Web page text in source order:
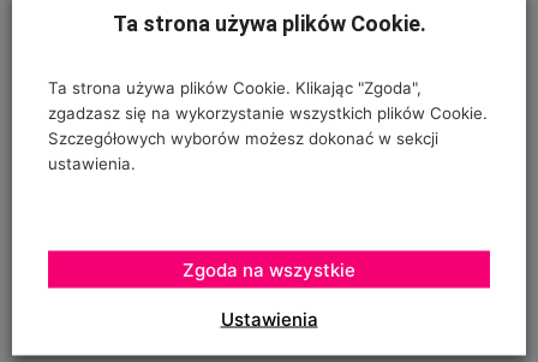
tys. drzewek, z tego uzyskuje się 28–30 tys. drzewek
dwuletnich — 60–70% stanowią te w wyborze ekstra,
sprzedaje, tylko jeszcze raz szkółkuje. Jak podkreślają
właściciele, najwyższy udział w kosztach produkcji drzewek
ma materiał wyjściowy — zrazy i podkładki — i nie można
pozwolić sobie na ich zniszczenie, dlatego materiał w drugim
Ta strona używa plików Cookie.
Ta strona używa plików Cookie. Klikając "Zgoda",
zgadzasz się na wykorzystanie wszystkich plików Cookie.
Szczegółowych wyborów możesz dokonać w sekcji
ustawienia.
Ustawienia
Zgoda na wszystkie